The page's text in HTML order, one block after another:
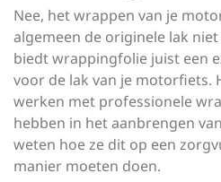
Nee, het wrappen van je
algemeen de originele lak
biedt wrappingfolie juist een
voor de lak van je motorfiets.
werken met professionele
hebben in het aanbrengen
weten hoe ze dit op een
manier moeten doen.